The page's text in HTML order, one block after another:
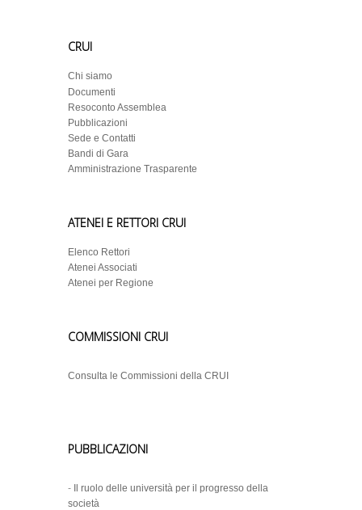
CRUI
Chi siamo
Documenti
Resoconto Assemblea
Pubblicazioni
Sede e Contatti
Bandi di Gara
Amministrazione Trasparente
ATENEI E RETTORI CRUI
Elenco Rettori
Atenei Associati
Atenei per Regione
COMMISSIONI CRUI
Consulta le Commissioni della CRUI
PUBBLICAZIONI
-
Il ruolo delle università per il progresso della
società